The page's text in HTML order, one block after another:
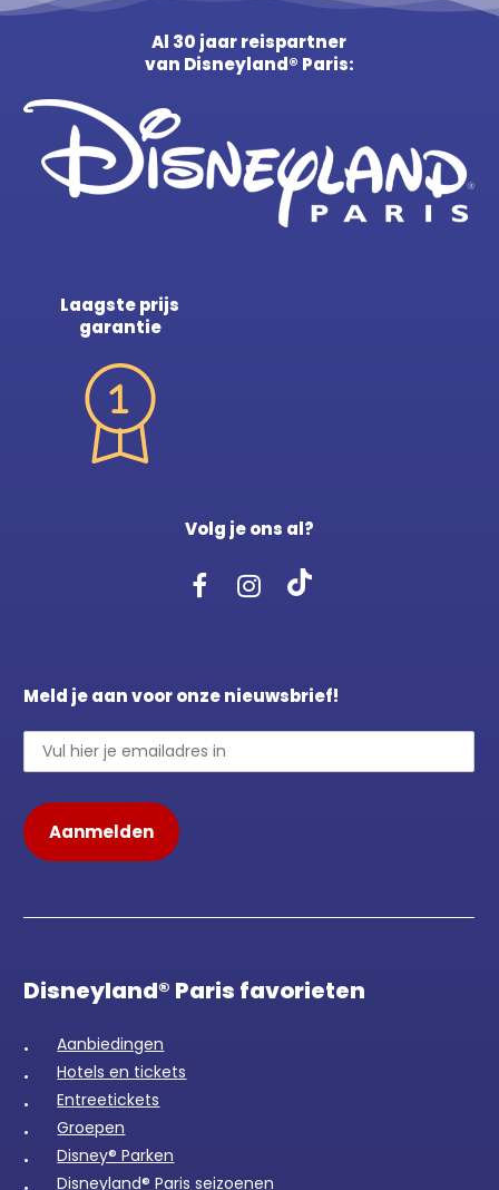
Al 30 jaar reispartner
van Disneyland® Paris:
Laagste prijs
garantie
Volg je ons al?
Meld je aan voor onze nieuwsbrief!
Disneyland® Paris favorieten
Aanbiedingen
Hotels en tickets
Entreetickets
Groepen
Disney® Parken
Disneyland® Paris seizoenen